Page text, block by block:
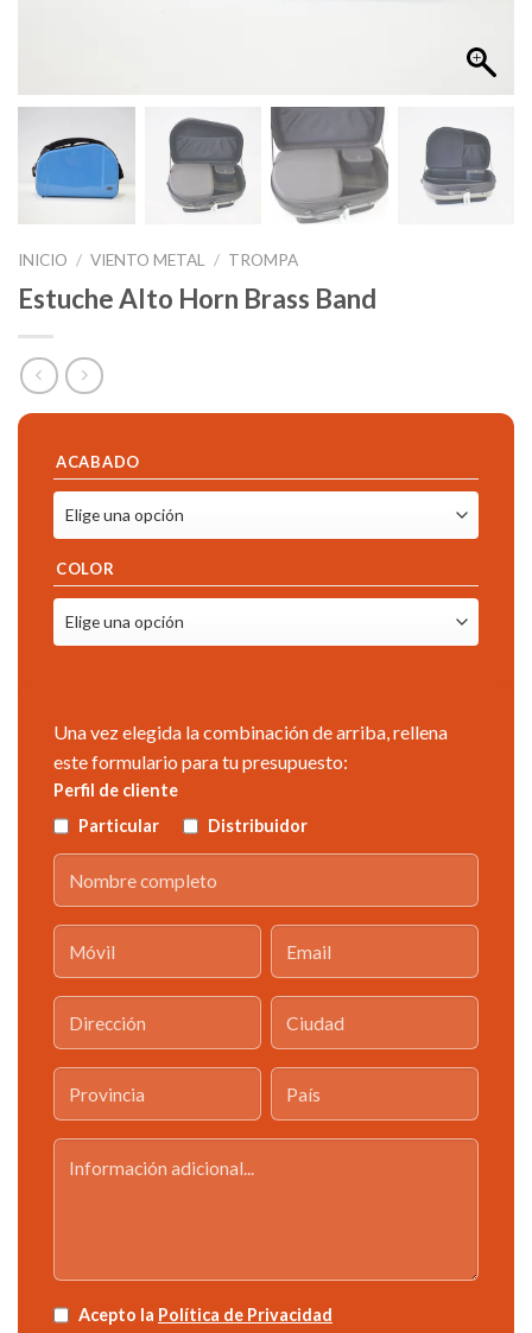
INICIO / VIENTO METAL / TROMPA
Estuche Alto Horn Brass Band
ACABADO
COLOR
Una vez elegida la combinación de arriba, rellena
este formulario para tu presupuesto:
Perfil de cliente
Particular
Distribuidor
Acepto la Política de Privacidad